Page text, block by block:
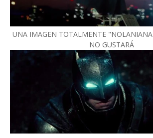
UNA IMAGEN TOTALMENTE
NO GUSTARÁ